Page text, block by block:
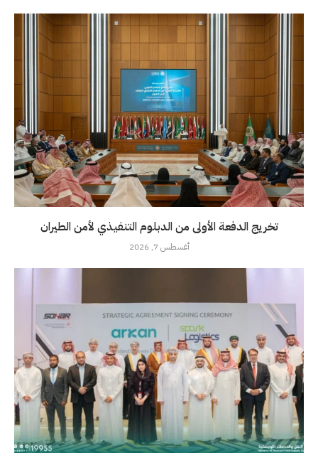
تخريج الدفعة الأولى من الدبلوم التنفيذي لأمن الطيران
أغسطس 7, 2026